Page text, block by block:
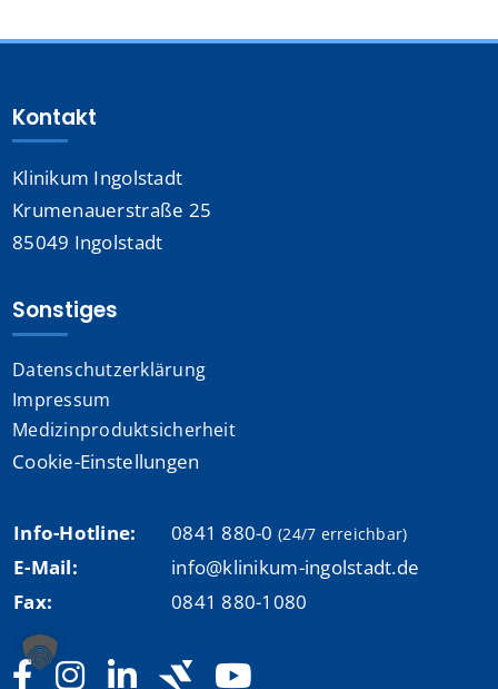
Kontakt
Klinikum Ingolstadt
Krumenauerstraße 25
85049 Ingolstadt
Sonstiges
Datenschutzerklärung
Impressum
Medizinproduktsicherheit
Cookie-Einstellungen
Info-Hotline: 0841 880-0 (24/7 erreichbar)
E-Mail:
info@klinikum-ingolstadt.de
Fax:
0841 880-1080